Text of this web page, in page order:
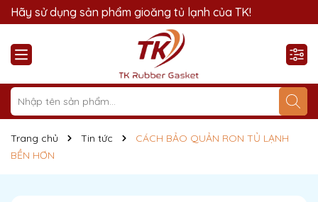
TK Rubber Gasket xin chào!
Hãy sử dụng sản phẩm gioăng tủ lạnh của TK!
Trang chủ Tin tức
CÁCH BẢO QUẢN RON TỦ LẠNH
BỀN HƠN